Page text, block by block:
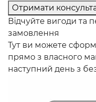
Отримати
Відчуйте вигоди та
замовлення
Тут ви можете
прямо з власного
наступний день з